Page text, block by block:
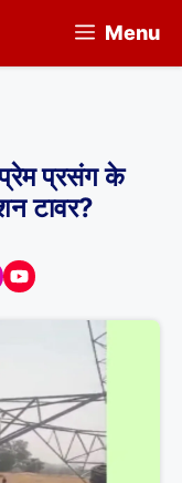
Menu
प्रसंग के
टावर?